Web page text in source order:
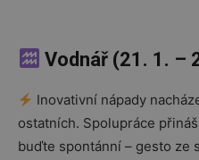
Vodnář (21. 1. –
Inovativní nápady
ostatních. Spolupráce
buďte spontánní – gesto ze